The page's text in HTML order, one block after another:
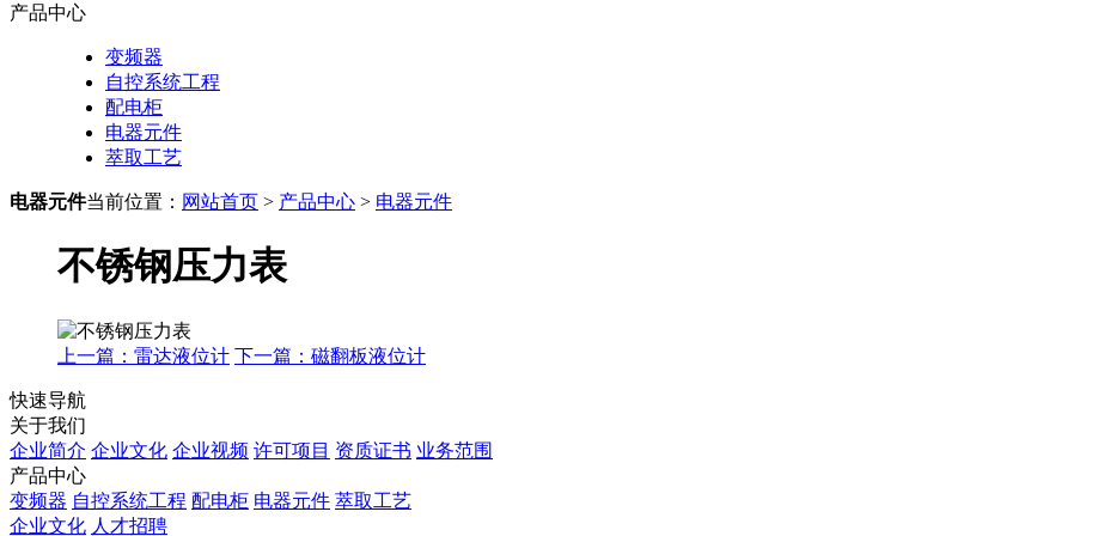
产品中心
变频器
自控系统工程
配电柜
电器元件
萃取工艺
电器元件当前位置： 网站首页 > 产品中心 > 电器元件
不锈钢压力表
上一篇：雷达液位计 下一篇：磁翻板液位计
快速导航
关于我们
企业简介 企业文化 企业视频 许可项目 资质证书 业务范围
产品中心
变频器 自控系统工程 配电柜 电器元件 萃取工艺
企业文化 人才招聘